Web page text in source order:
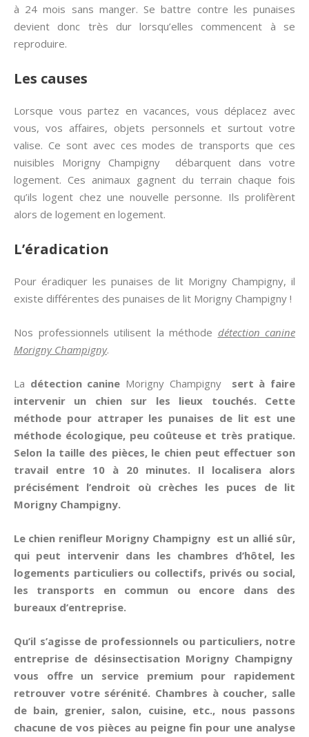
à 24 mois sans manger. Se battre contre les punaises
devient donc très dur lorsqu’elles commencent à se
reproduire.
Les causes
Lorsque vous partez en vacances, vous déplacez avec
vous, vos affaires, objets personnels et surtout votre
valise. Ce sont avec ces modes de transports que ces
nuisibles Morigny Champigny débarquent dans votre
logement. Ces animaux gagnent du terrain chaque fois
qu’ils logent chez une nouvelle personne. Ils prolifèrent
alors de logement en logement.
L’éradication
Pour éradiquer les punaises de lit Morigny Champigny, il
existe différentes des punaises de lit Morigny Champigny !
Nos professionnels utilisent la méthode détection canine
Morigny Champigny.
La détection canine Morigny Champigny sert à faire
intervenir un chien sur les lieux touchés. Cette
méthode pour attraper les punaises de lit est une
méthode écologique, peu coûteuse et très pratique.
Selon la taille des pièces, le chien peut effectuer son
travail entre 10 à 20 minutes. Il localisera alors
précisément l’endroit où crèches les puces de lit
Morigny Champigny.
Le chien renifleur Morigny Champigny est un allié sûr,
qui peut intervenir dans les chambres d’hôtel, les
logements particuliers ou collectifs, privés ou social,
les transports en commun ou encore dans des
bureaux d’entreprise.
Qu’il s’agisse de professionnels ou particuliers, notre
entreprise de désinsectisation Morigny Champigny
vous offre un service premium pour rapidement
retrouver votre sérénité. Chambres à coucher, salle
de bain, grenier, salon, cuisine, etc., nous passons
chacune de vos pièces au peigne fin pour une analyse